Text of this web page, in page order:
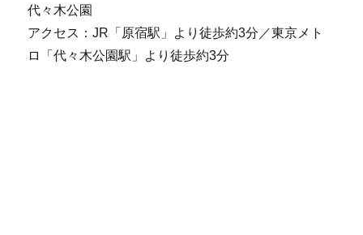
代々木公園
アクセス：JR「原宿駅」より徒歩約3分／東京メト
ロ「代々木公園駅」より徒歩約3分